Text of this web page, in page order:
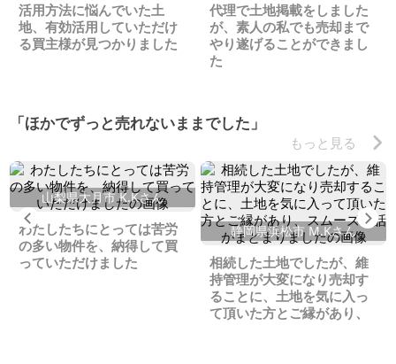
活用方法に悩んでいた土
地、有効活用していただけ
る買主様が見つかりました
代理で土地掲載をしました
が、素人の私でも売却まで
やり遂げることができまし
た
「ほかでずっと売れないままでした」
もっと見る
山梨県大月市 K.Kさん
わたしたちにとっては苦労
の多い物件を、納得して買
っていただけました
静岡県浜松市 M.Kさん
相続した土地でしたが、維
持管理が大変になり売却す
ることに、土地を気に入っ
て頂いた方とご縁があり、